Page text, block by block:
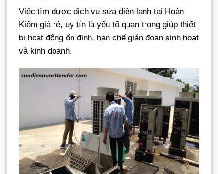
Việc tìm được dịch vụ sửa điện lạnh tại Hoàn
Kiếm giá rẻ, uy tín là yếu tố quan trọng giúp thiết
bị hoạt động ổn định, hạn chế gián đoạn sinh hoạt
và kinh doanh.